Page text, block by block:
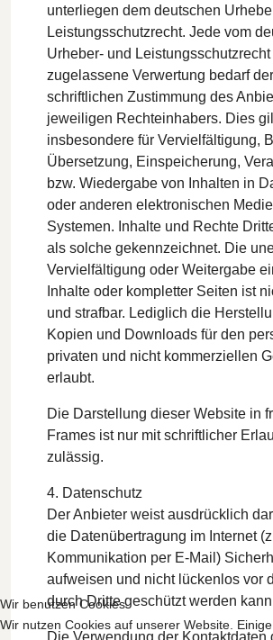
unterliegen dem deutschen
Leistungsschutzrecht. Jede vom
Urheber- und
zugelassene Verwertung bedarf
schriftlichen Zustimmung des
jeweiligen Rechteinhabers. Dies
insbesondere für Vervielfältigung,
Übersetzung, Einspeicherung,
bzw. Wiedergabe von Inhalten in
oder anderen elektronischen
Systemen. Inhalte und Rechte
als solche gekennzeichnet. Die
Vervielfältigung oder Weitergabe
Inhalte oder kompletter Seiten ist
und strafbar. Lediglich die
Kopien und Downloads für den
privaten und nicht kommerziellen
erlaubt.
Die Darstellung dieser Website in
Frames ist nur mit schriftlicher
zulässig.
4. Datenschutz
Der Anbieter weist ausdrücklich
die Datenübertragung im Internet
Kommunikation per E-Mail)
aufweisen und nicht lückenlos vor
durch Dritte geschützt werden
Die Verwendung der Kontaktdaten
Wir benutzen Cookies
Wir nutzen Cookies auf unserer Website.